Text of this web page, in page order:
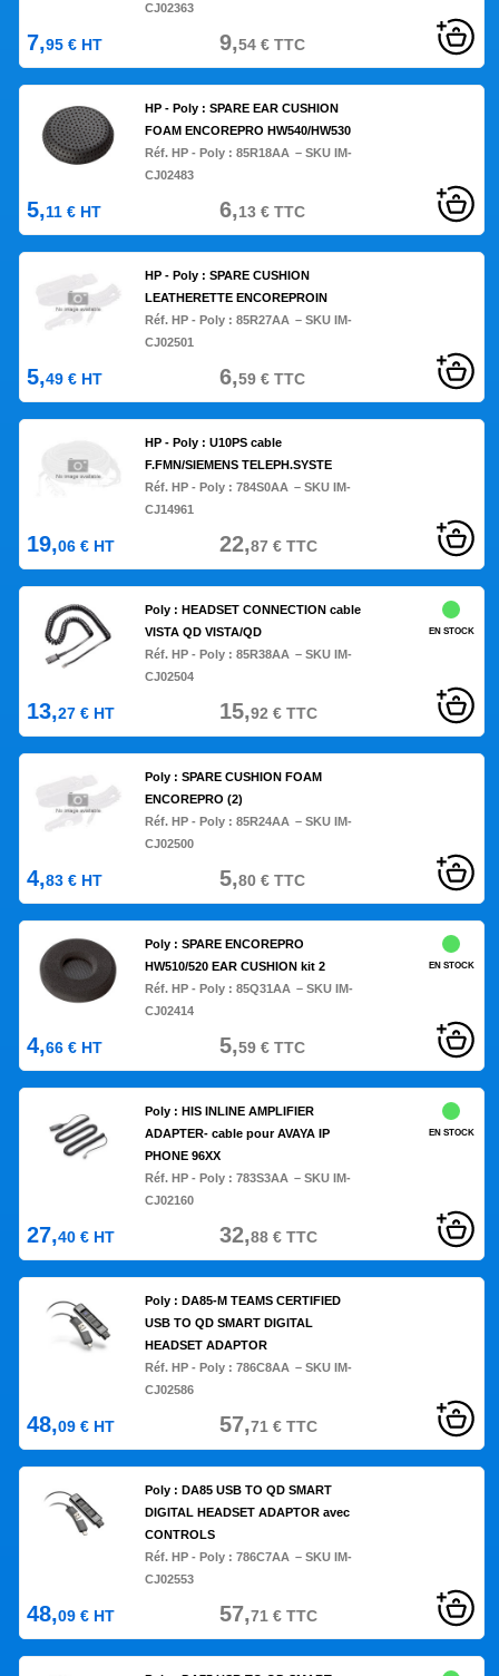
CJ02363
7,95 € HT 9,54€TTC
HP - Poly : SPARE EAR CUSHION
FOAM ENCOREPRO HW540/HW530
Réf. HP - Poly :85R18AA – SKU IM-
CJ02483
5,11 € HT 6,13€TTC
HP - Poly : SPARE CUSHION
LEATHERETTE ENCOREPROIN
Réf. HP - Poly :85R27AA – SKU IM-
CJ02501
5,49 € HT 6,59€TTC
HP - Poly : U10PS cable
F.FMN/SIEMENS TELEPH.SYSTE
Réf. HP - Poly :784S0AA – SKU IM-
CJ14961
19,06 € HT 22,87 €TTC
Poly : HEADSET CONNECTION cable
VISTA QD VISTA/QD
Réf. HP - Poly :85R38AA – SKU IM-
CJ02504
EN STOCK
13,27 € HT 15,92 €TTC
Poly : SPARE CUSHION FOAM
ENCOREPRO (2)
Réf. HP - Poly :85R24AA – SKU IM-
CJ02500
4,83 € HT 5,80€TTC
Poly : SPARE ENCOREPRO
HW510/520 EAR CUSHION kit 2
Réf. HP - Poly :85Q31AA – SKU IM-
CJ02414
EN STOCK
4,66 € HT 5,59€TTC
Poly : HIS INLINE AMPLIFIER
ADAPTER- cable pour AVAYA IP
PHONE 96XX
Réf. HP - Poly :783S3AA – SKU IM-
CJ02160
EN STOCK
27,40 € HT 32,88€TTC
Poly : DA85-M TEAMS CERTIFIED
USB TO QD SMART DIGITAL
HEADSET ADAPTOR
Réf. HP - Poly :786C8AA – SKU IM-
CJ02586
48,09 € HT 57,71 €TTC
Poly : DA85 USB TO QD SMART
DIGITAL HEADSET ADAPTOR avec
CONTROLS
Réf. HP - Poly :786C7AA – SKU IM-
CJ02553
48,09 € HT 57,71 €TTC